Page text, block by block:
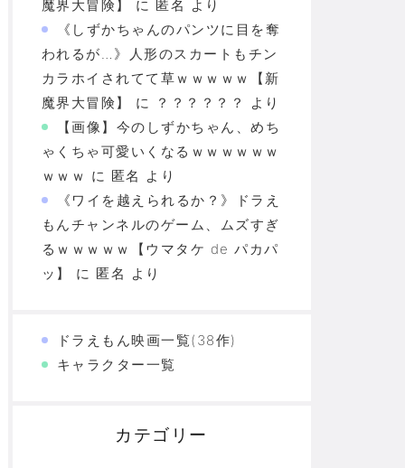
魔界大冒険】
に 匿名 より
《しずかちゃんのパンツに目を奪
われるが…》人形のスカートもチン
カラホイされてて草ｗｗｗｗｗ【新
魔界大冒険】
に ？？？？？？
より
【画像】今のしずかちゃん、めち
ゃくちゃ可愛いくなるｗｗｗｗｗｗ
ｗｗｗ に 匿名 より
《ワイを越えられるか？》ドラえ
もんチャンネルのゲーム、ムズすぎ
るｗｗｗｗｗ【ウマタケ de パカパ
ッ】
に 匿名 より
ドラえもん映画一覧(38作)
キャラクター一覧
カテゴリー